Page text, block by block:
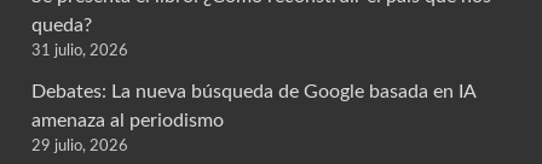
queda?
31 julio, 2026
Debates: La nueva búsqueda de Google basada en IA
amenaza al periodismo
29 julio, 2026